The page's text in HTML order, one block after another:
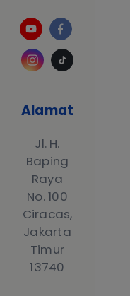
Alamat
Jl. H.
Baping
Raya
No. 100
Ciracas,
Jakarta
Timur
13740